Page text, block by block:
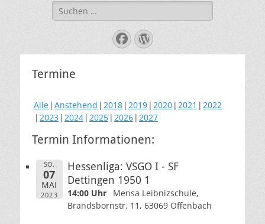
Suche
nach:
Facebook
WordPress
Termine
Alle Anstehend 2018 2019 2020 2021
2022
2023 2024 2025 2026 2027
Termin Informationen:
SO.
07
MAI
2023
Hessenliga: VSGO I - SF
Dettingen 1950 1
14:00 Uhr
Mensa Leibnizschule,
Brandsbornstr. 11, 63069 Offenbach